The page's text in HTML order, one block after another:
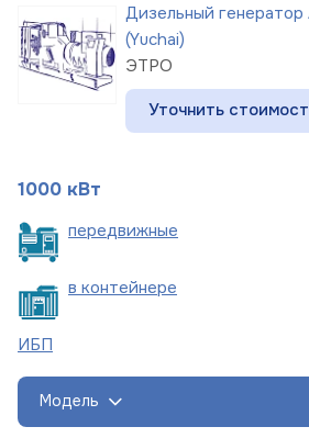
Дизельный
(Yuchai)
ЭТРО
Уточнить
1000 кВт
передвижные
в контейнере
ИБП
Модель